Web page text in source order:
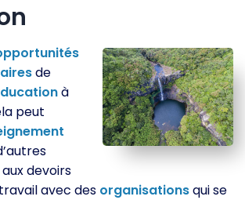
de
à
peut
devoirs
avec des organisationsqui se